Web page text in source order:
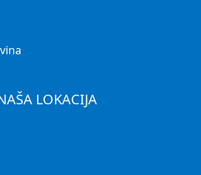
LOKACIJA